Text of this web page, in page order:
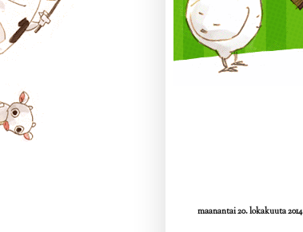
maanantai 20. lokakuuta 2014